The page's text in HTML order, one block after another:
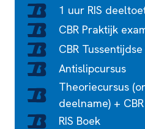
1 uur RIS
CBR Praktijk
CBR
Antislipcursus
Theoriecursus
deelname) +
RIS Boek